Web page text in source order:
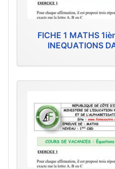
FICHE 1 MATHS
INEQUATIONS